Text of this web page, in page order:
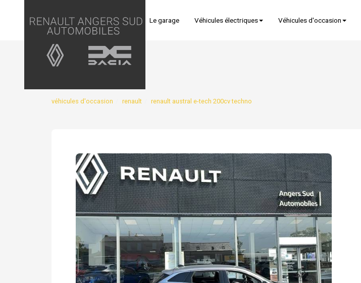
Accueil Le garage Véhicules électriques Véhicules d'occasion
véhicules d'occasion renault renault austral e-tech 200cv techno